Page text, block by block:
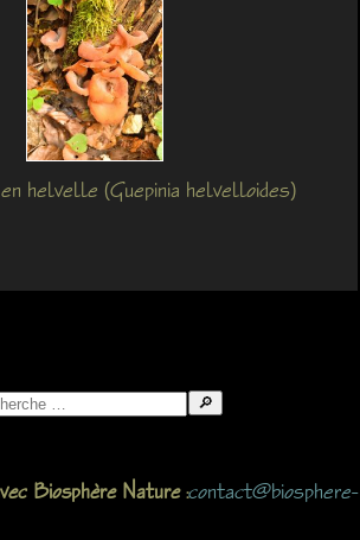
helvelle (Guepinia helvelloides)
Biosphère Nature :contact@biosphere-